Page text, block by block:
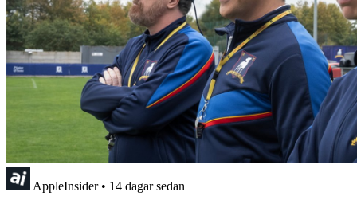
AppleInsider • 14 dagar sedan